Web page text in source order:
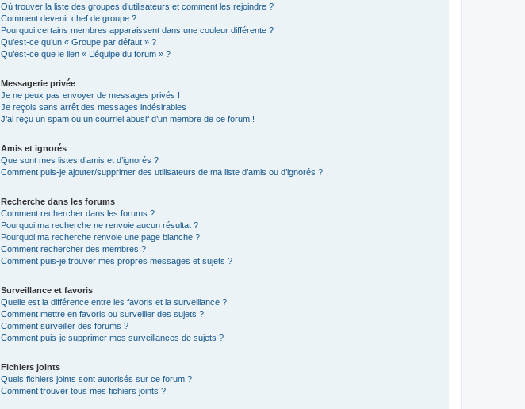
Où trouver la liste des groupes d’utilisateurs et comment les rejoindre ?
Comment devenir chef de groupe ?
Pourquoi certains membres apparaissent dans une couleur différente ?
Qu’est-ce qu’un « Groupe par défaut » ?
Qu’est-ce que le lien « L’équipe du forum » ?
Messagerie privée
Je ne peux pas envoyer de messages privés !
Je reçois sans arrêt des messages indésirables !
J’ai reçu un spam ou un courriel abusif d’un membre de ce forum !
Amis et ignorés
Que sont mes listes d’amis et d’ignorés ?
Comment puis-je ajouter/supprimer des utilisateurs de ma liste d’amis ou d’ignorés ?
Recherche dans les forums
Comment rechercher dans les forums ?
Pourquoi ma recherche ne renvoie aucun résultat ?
Pourquoi ma recherche renvoie une page blanche ?!
Comment rechercher des membres ?
Comment puis-je trouver mes propres messages et sujets ?
Surveillance et favoris
Quelle est la différence entre les favoris et la surveillance ?
Comment mettre en favoris ou surveiller des sujets ?
Comment surveiller des forums ?
Comment puis-je supprimer mes surveillances de sujets ?
Fichiers joints
Quels fichiers joints sont autorisés sur ce forum ?
Comment trouver tous mes fichiers joints ?